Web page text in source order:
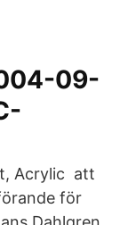
09-
Acrylic att
för